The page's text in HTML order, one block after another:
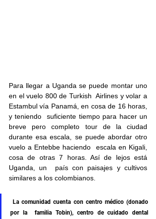
Para llegar a Uganda se puede montar uno
en el vuelo 800 de Turkish  Airlines y volar a
Estambul vía Panamá, en cosa de 16 horas,
y teniendo  suficiente tiempo para hacer un
breve pero completo tour de la ciudad
durante esa escala, se puede abordar otro
vuelo a Entebbe haciendo  escala en Kigali,
cosa de otras 7 horas. Así de lejos está
Uganda, un  país con paisajes y cultivos
similares a los colombianos.
por la  familia Tobin), centro de cuidado dental